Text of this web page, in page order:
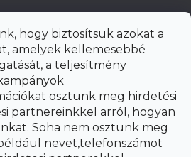
hogy biztosítsuk azokat a
amelyek kellemesebbé
a teljesítmény
osztunk meg hirdetési
partnereinkkel arról, hogyan
Soha nem osztunk meg
nevet,telefonszámot